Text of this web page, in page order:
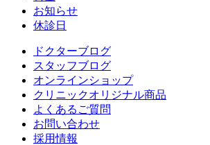
お知らせ
休診日
ドクターブログ
スタッフブログ
オンラインショップ
クリニックオリジナル商品
よくあるご質問
お問い合わせ
採用情報